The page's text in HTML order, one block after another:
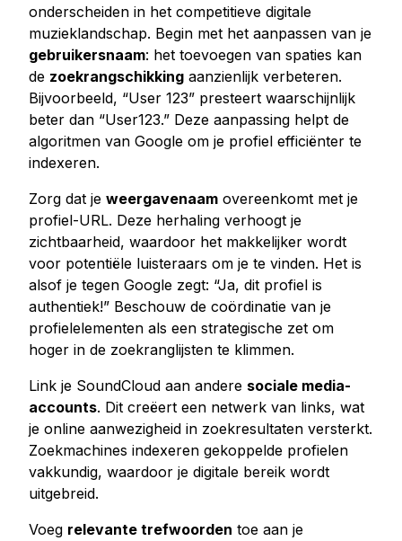
onderscheiden in het competitieve digitale
muzieklandschap. Begin met het aanpassen van je
gebruikersnaam: het toevoegen van spaties kan
de zoekrangschikking aanzienlijk verbeteren.
Bijvoorbeeld, “User 123” presteert waarschijnlijk
beter dan “User123.” Deze aanpassing helpt de
algoritmen van Google om je profiel efficiënter te
indexeren.
Zorg dat je weergavenaam overeenkomt met je
profiel-URL. Deze herhaling verhoogt je
zichtbaarheid, waardoor het makkelijker wordt
voor potentiële luisteraars om je te vinden. Het is
alsof je tegen Google zegt: “Ja, dit profiel is
authentiek!” Beschouw de coördinatie van je
profielelementen als een strategische zet om
hoger in de zoekranglijsten te klimmen.
Link je SoundCloud aan andere sociale media-
accounts. Dit creëert een netwerk van links, wat
je online aanwezigheid in zoekresultaten versterkt.
Zoekmachines indexeren gekoppelde profielen
vakkundig, waardoor je digitale bereik wordt
uitgebreid.
Voeg relevante trefwoorden toe aan je